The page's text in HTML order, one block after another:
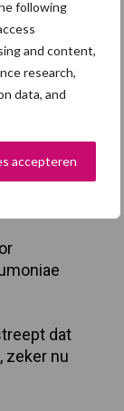
following
and content,
research,
data, and
accepteren
grillig:
houden
in Polen
dat
zeker nu